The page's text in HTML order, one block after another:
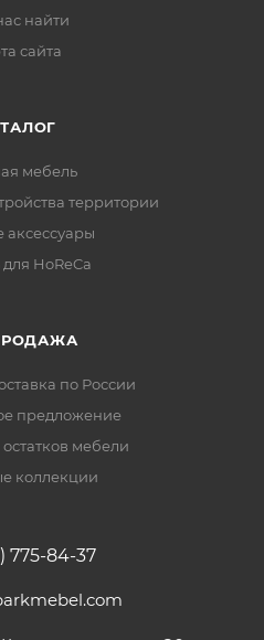
найти
сайта
мебель
территории
аксессуары
HoReCa
по России
предложение
мебели
коллекции
775-84-37